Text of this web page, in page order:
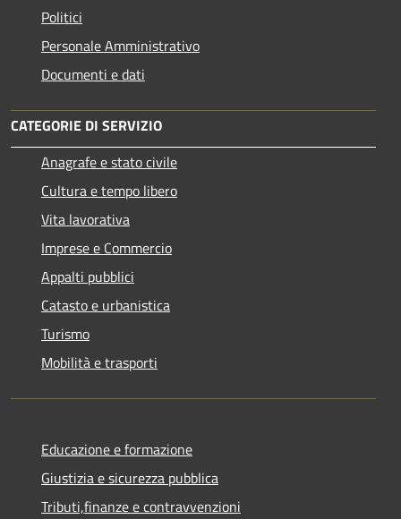
Politici
Personale Amministrativo
Documenti e dati
CATEGORIE DI SERVIZIO
Anagrafe e stato civile
Cultura e tempo libero
Vita lavorativa
Imprese e Commercio
Appalti pubblici
Catasto e urbanistica
Turismo
Mobilità e trasporti
Educazione e formazione
Giustizia e sicurezza pubblica
Tributi,finanze e contravvenzioni